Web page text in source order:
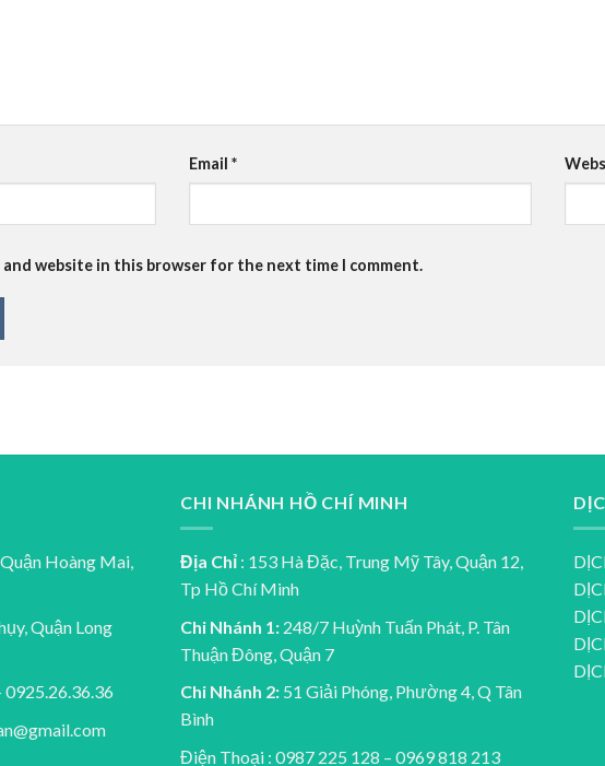
Email*
and website in this browser for the next time I comment.
Hoàng Mai,
Quận Long
0925.26.36.36
CHI NHÁNH HỒ CHÍ MINH
Địa Chỉ : 153 Hà Đặc, Trung Mỹ Tây, Quận 12,
Tp Hồ Chí Minh
Chi Nhánh 1: 248/7 Huỳnh Tuấn Phát, P. Tân
Thuận Đông, Quận 7
Chi Nhánh 2: 51 Giải Phóng, Phường 4, Q Tân
Bình
Điện Thoại : 0987 225 128 – 0969 818 213